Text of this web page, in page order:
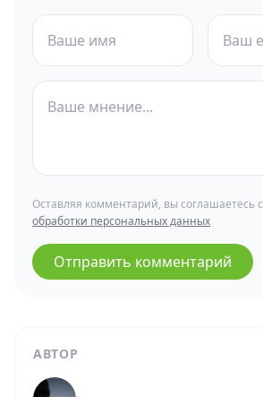
АВТОР
Оставляя комментарий, вы соглашаетесь с
обработки персональных данных
Отправить комментарий